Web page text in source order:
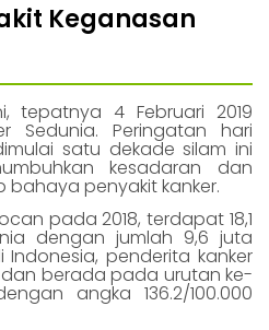
Keganasan
tepatnya 4 Februari 2019
Sedunia. Peringatan hari
satu dekade silam ini
kesadaran dan
penyakit kanker.
pada 2018, terdapat 18,1
dengan jumlah 9,6 juta
penderita kanker
berada pada urutan ke-
angka 136.2/100.000